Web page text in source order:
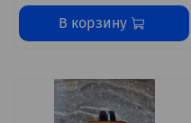
В корзину